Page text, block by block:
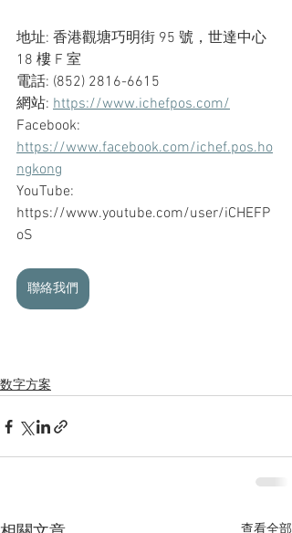
地址: 香港觀塘巧明街 95 號，世達中心
18 樓 F 室
電話: (852) 2816-6615
網站: https://www.ichefpos.com/
Facebook:
https://www.facebook.com/ichef.pos.ho
ngkong
YouTube:
https://www.youtube.com/user/iCHEFP
oS
聯絡我們
数字方案
查看全部